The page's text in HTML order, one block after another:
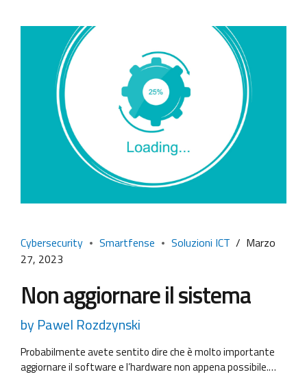
Cybersecurity Smartfense Soluzioni ICT
Marzo
27, 2023
Non aggiornare il sistema
by Pawel Rozdzynski
Probabilmente avete sentito dire che è molto importante
aggiornare il software e l’hardware non appena possibile.